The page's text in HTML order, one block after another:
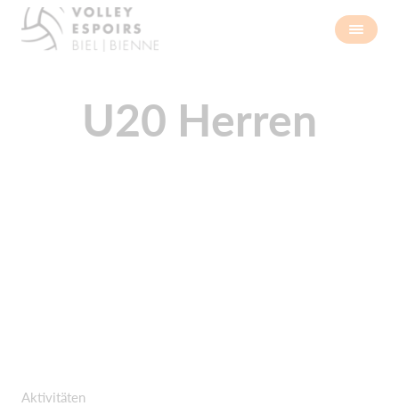
U20 Herren
Aktivitäten